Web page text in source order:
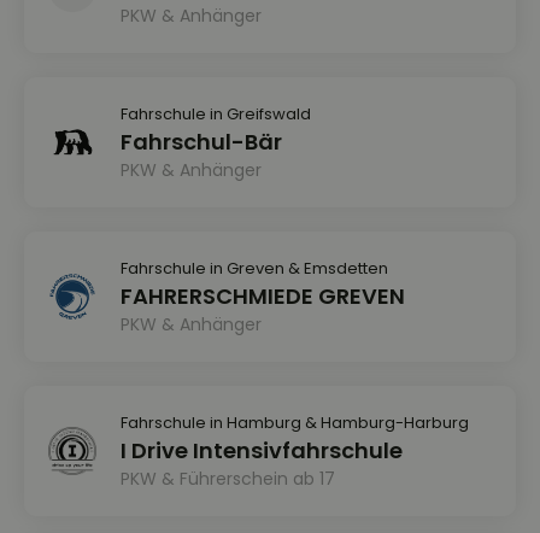
PKW & Anhänger
Fahrschule in Greifswald
Fahrschul-Bär
PKW & Anhänger
Fahrschule in Greven & Emsdetten
FAHRERSCHMIEDE GREVEN
PKW & Anhänger
Fahrschule in Hamburg & Hamburg-Harburg
I Drive Intensivfahrschule
PKW & Führerschein ab 17